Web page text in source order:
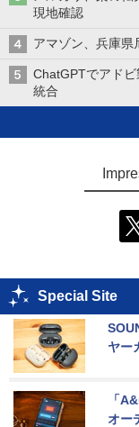
現地確認
アマゾン、兵庫
ChatGPTでアド
統合
Special Site
ヤー
「
オー